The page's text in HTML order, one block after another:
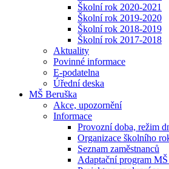
Školní rok 2020-2021
Školní rok 2019-2020
Školní rok 2018-2019
Školní rok 2017-2018
Aktuality
Povinné informace
E-podatelna
Úřední deska
MŠ Beruška
Akce, upozornění
Informace
Provozní doba, režim
Organizace školního
Seznam zaměstnanců
Adaptační program